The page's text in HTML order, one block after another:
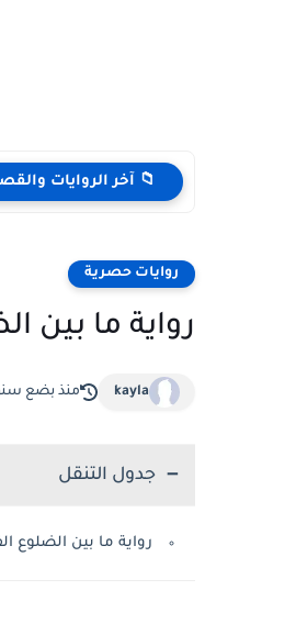
📁 آخر الروايات
روايات حصرية
رواية ما بين الضلوع
kayla منذ بضع
جدول التنقل
رواية ما بين الضلوع الفصل